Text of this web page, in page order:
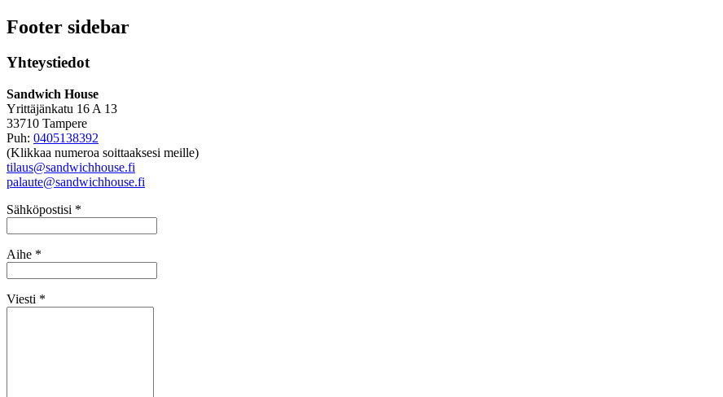
Footer sidebar
Yhteystiedot
Sandwich House
Yrittäjänkatu 16 A 13
33710 Tampere
Puh: 0405138392
(Klikkaa numeroa soittaaksesi meille)
tilaus@sandwichhouse.fi
palaute@sandwichhouse.fi
Sähköpostisi *
Aihe *
Viesti *